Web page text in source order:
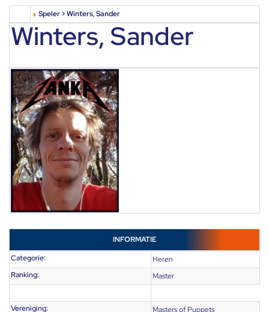
Speler > Winters, Sander
Winters, Sander
INFORMATIE
Categorie:
Heren
Ranking:
Master
Vereniging:
Masters of Puppets